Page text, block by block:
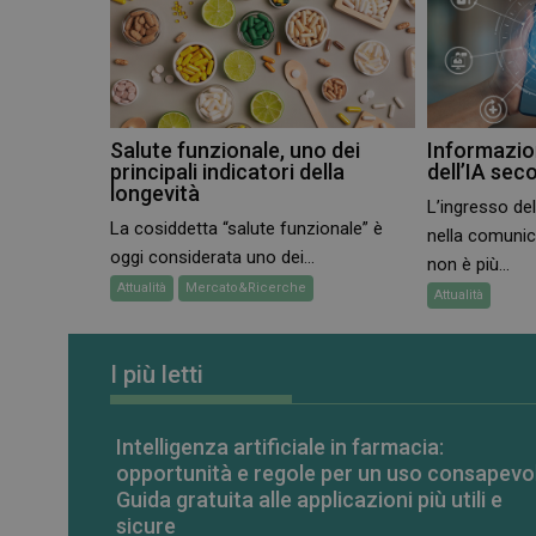
Salute funzionale, uno dei
principali indicatori della
longevità
La cosiddetta “salute funzionale” è
oggi considerata uno dei...
Attualità Mercato&Ricerche
dell’IA
L’ingresso
nella
non è più...
Attualità
I più letti
Intelligenza artificiale in farmacia:
opportunità e regole per un uso
Guida gratuita alle applicazioni più utili e
sicure
YSC
NOME
__Secure-
__Secure-YNID